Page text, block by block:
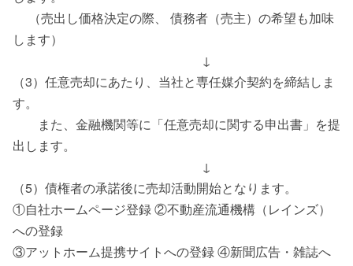
（売出し価格決定の際、 債務者（売主）の希望も加味
します）
↓
（3）任意売却にあたり、当社と専任媒介契約を締結しま
す。
また、金融機関等に「任意売却に関する申出書」を提
出します。
↓
（5）債権者の承諾後に売却活動開始となります。
①自社ホームページ登録 ②不動産流通機構（レインズ）
への登録
③アットホーム提携サイトへの登録 ④新聞広告・雑誌へ